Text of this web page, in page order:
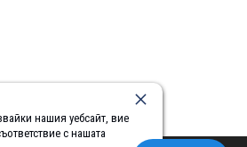
нашия уебсайт, вие
с нашата